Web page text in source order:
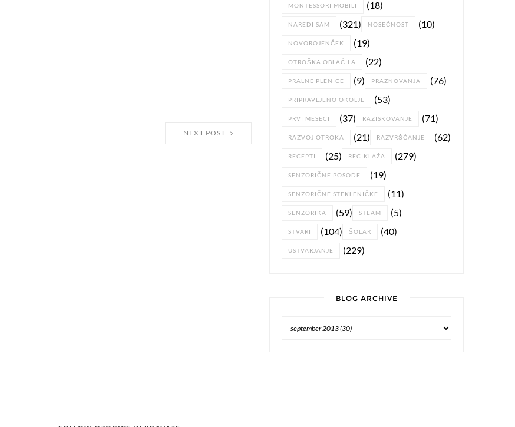
NEXT POST
MONTESSORI MOBILI (18)
NAREDI SAM (321) NOSEČNOST (10)
NOVOROJENČEK (19)
OTROŠKA OBLAČILA (22)
PRALNE PLENICE (9) PRAZNOVANJA (76)
PRIPRAVLJENO OKOLJE (53)
PRVI MESECI (37) RAZISKOVANJE (71)
RAZVOJ OTROKA (21) RAZVRŠČANJE (62)
RECEPTI (25) RECIKLAŽA (279)
SENZORIČNE POSODE (19)
SENZORIČNE STEKLENIČKE (11)
SENZORIKA (59) STEAM (5)
STVARI (104) ŠOLAR (40)
USTVARJANJE (229)
BLOG ARCHIVE